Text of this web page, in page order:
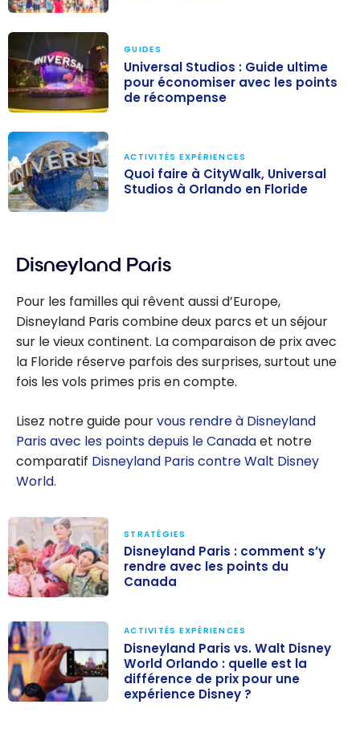
Universal
Studios à
travers le
monde
Studios : Guide
ultime pour
économiser
avec les points
GUIDES
Universal Studios : Guide ultime
pour économiser avec les points
de récompense
Universal
Orlando en
Floride
ACTIVITÉS EXPÉRIENCES
Quoi faire à CityWalk, Universal
Studios à Orlando en Floride
Disneyland Paris
Pour les familles qui rêvent aussi d’Europe,
Disneyland Paris combine deux parcs et un séjour
sur le vieux continent. La comparaison de prix avec
la Floride réserve parfois des surprises, surtout une
fois les vols primes pris en compte.
Lisez notre guide pourvous rendre à Disneyland
Paris avec les points depuis le Canadaet notre
comparatif Disneyland Paris contre Walt Disney
World.
Paris :
comment s’y
rendre avec les
points du
Canada
STRATÉGIES
Disneyland Paris : comment s’y
rendre avec les points du
Canada
ACTIVITÉS EXPÉRIENCES
Disneyland Paris vs. Walt Disney
World Orlando : quelle est la
différence de prix pour une
expérience Disney ?